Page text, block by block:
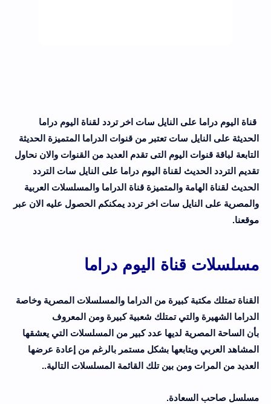
قناة اليوم دراما على النايل سات اخر تردد لقناة اليوم دراما
الحديثة على النايل سات تعتبر من قنوات الدراما المتميزة الحديثة
التابعة لباقة قنوات اليوم التى تقدم العديد من القنوات والان نحاول
تقديم التردد الحديث لقناة اليوم دراما على النايل سات التردد
الحديث لقناة الهامة والمتميزة قناة الدراما والمسلسلات العربية
والمصرية على النايل سات اخر تردد يمكنكم الحصول عليه الان عبر
موقعنا.
مسلسلات قناة اليوم دراما
القناة تمتلك مكتبة كبيرة من الدراما والمسلسلات المصرية وخاصة
الدراما الشهيرة والتي تمتلك شعبية كبيرة ومن المعروف
بأن الساحة المصرية لديها عدد كبير من المسلسلات التي يعشقها
المشاهد العربي ويتابعها بشكل مستمر بالرغم من إعادة عرضها
العديد من المرات ومن بين تلك القائمة المسلسلات التالية..
مسلسل صاحب السعادة.